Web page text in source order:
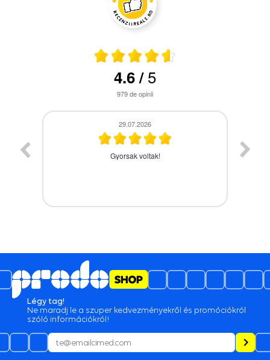
4.6/5
979de opinii
28.07.2026
A termék időbe megérkezett,gyors kiszolgálás.
Légy tag!
Ne maradj le a szuper kedvezményekről és promóciókról
szóló információkról!